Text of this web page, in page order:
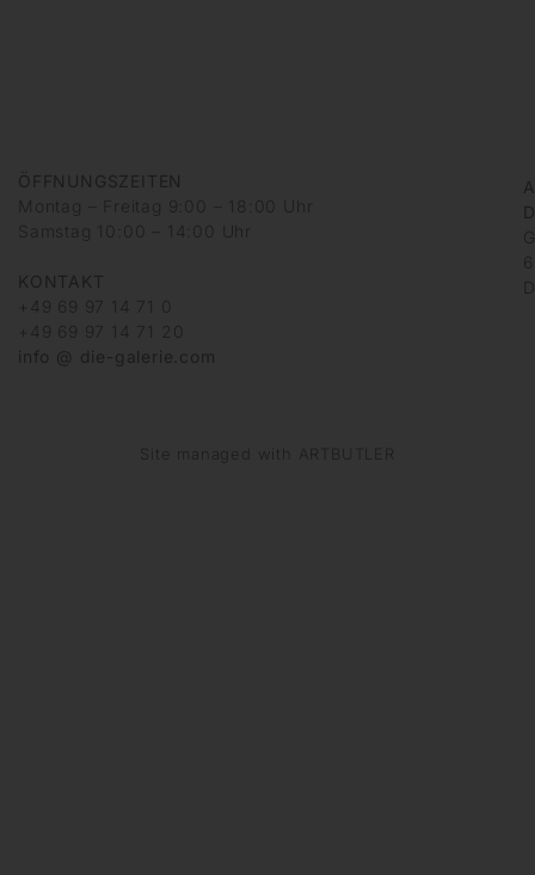
ÖFFNUNGSZEITEN
Montag – Freitag 9:00 – 18:00 Uhr
Samstag 10:00 – 14:00 Uhr
KONTAKT
+49 69 97 14 71 0
+49 69 97 14 71 20
info @ die-galerie.com
Site managed with ARTBUTLER